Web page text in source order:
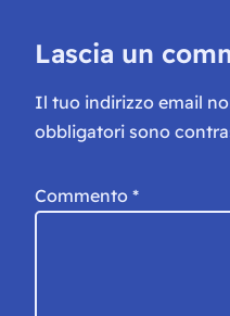
Lascia un
Il tuo indirizzo email
obbligatori sono
Commento *